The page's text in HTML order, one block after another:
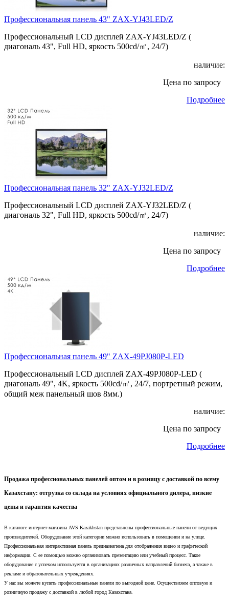
Профессиональная панель 43" ZAX-YJ43LED/Z
Профессиональный LCD дисплей ZAX-YJ43LED/Z (
диагональ 43", Full HD, яркость 500cd/㎡, 24/7)
наличие:
Цена по запросу
Подробнее
Профессиональная панель 32" ZAX-YJ32LED/Z
Профессиональный LCD дисплей ZAX-YJ32LED/Z (
диагональ 32", Full HD, яркость 500cd/㎡, 24/7)
наличие:
Цена по запросу
Подробнее
Профессиональная панель 49" ZAX-49PJ080P-LED
Профессиональный LCD дисплей ZAX-49PJ080P-LED (
диагональ 49", 4K, яркость 500cd/㎡, 24/7, портретный режим,
общий меж панельный шов 8мм.)
наличие:
Цена по запросу
Подробнее
Продажа профессиональных панелей оптом и в розницу с доставкой по всему
Казахстану: отгрузка со склада на условиях официального дилера, низкие
цены и гарантия качества
В каталоге интернет-магазина AVS Kazakhstan представлены профессиональные панели от ведущих
производителей. Оборудование этой категории можно использовать в помещении и на улице.
Профессиональная интерактивная панель предназначена для отображения видео и графической
информации. С ее помощью можно организовать презентацию или учебный процесс. Такое
оборудование с успехом используется в организациях различных направлений бизнеса, а также в
рекламе и образовательных учреждениях.
У нас вы можете купить профессиональные панели по выгодной цене. Осуществляем оптовую и
розничную продажу с доставкой в любой город Казахстана.